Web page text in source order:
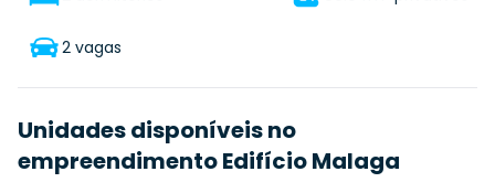
2 vagas
Unidades disponíveis no
empreendimento Edifício Malaga